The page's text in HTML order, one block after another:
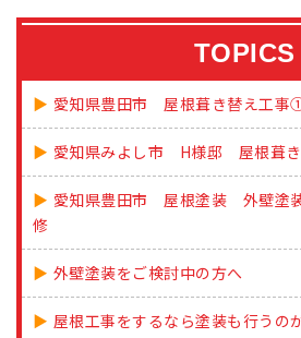
TOPICS
愛知県豊田市 屋根葺き替え工事
愛知県みよし市 H様邸 屋根葺
愛知県豊田市 屋根塗装 外壁塗
修
外壁塗装をご検討中の方へ
屋根工事をするなら塗装も行うの